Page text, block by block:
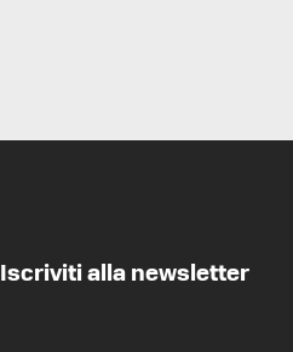
Iscriviti alla newsletter